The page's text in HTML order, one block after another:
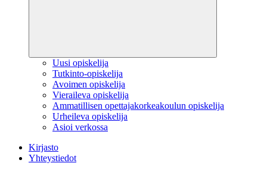
Uusi opiskelija
Tutkinto-opiskelija
Avoimen opiskelija
Vieraileva opiskelija
Ammatillisen opettajakorkeakoulun opiskelija
Urheileva opiskelija
Asioi verkossa
Kirjasto
Yhteystiedot